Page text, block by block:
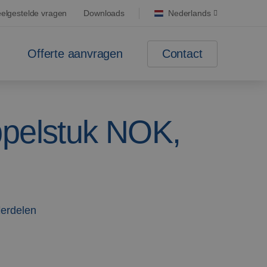
vragen Downloads Nederlands
Offerte aanvragen Contact
NOK,